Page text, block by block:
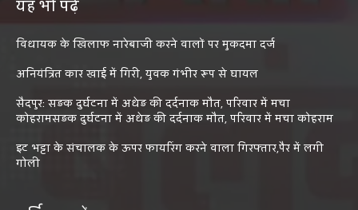
यह भी पढ़ें
विधायक के खिलाफ नारेबाजी करने वालों पर मुकदमा दर्ज
अनियंत्रित कार खाई में गिरी, युवक गंभीर रूप से घायल
सैदपुर: सड़क दुर्घटना में अधेड़ की दर्दनाक मौत, परिवार में मचा
कोहरामसड़क दुर्घटना में अधेड़ की दर्दनाक मौत, परिवार में मचा कोहराम
इट भट्टा के संचालक के ऊपर फायरिंग करने वाला गिरफ्तार,पैर में लगी
गोली